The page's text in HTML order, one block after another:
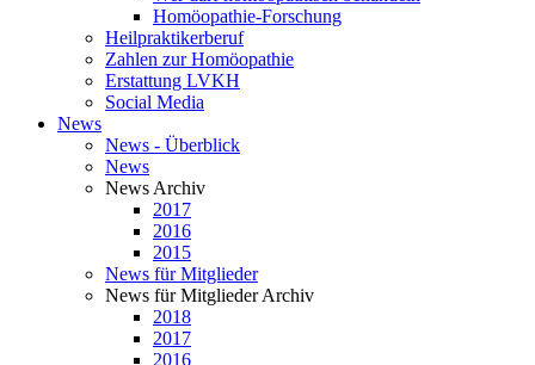
Homöopathie-Forschung
Heilpraktikerberuf
Zahlen zur Homöopathie
Erstattung LVKH
Social Media
News
News - Überblick
News
News Archiv
2017
2016
2015
News für Mitglieder
News für Mitglieder Archiv
2018
2017
2016